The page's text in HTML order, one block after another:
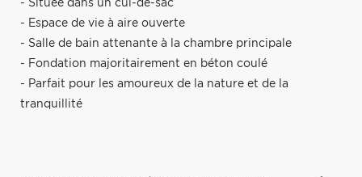
- Située dans un cul-de-sac
- Espace de vie à aire ouverte
- Salle de bain attenante à la chambre principale
- Fondation majoritairement en béton coulé
- Parfait pour les amoureux de la nature et de la
tranquillité